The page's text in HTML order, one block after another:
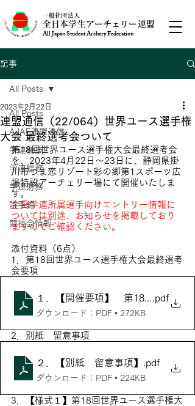
一般社団法人
全日本学生アーチェリー連盟
All Japan Student Archery Federation
記事
All Posts
AJAF連盟通信
学連競技
学連総務
学連財務
議事録
競技会情報
All Posts
連盟通信（22/064）世界ユース選手権
大会 最終選考会ついて
2023年2月22日
第18回世界ユース選手権大会最終選考会
を、2023年4月22日～23日に、静岡県掛
川市つま恋リゾート彩の郷第1スポーツ広
場特設アーチェリー場にて開催いたしま
す。
全日学連所属選手向けエントリー情報に
ついては別途、お知らせを掲載しており
ますのでご確認ください。
添付資料（6点）
1．第18回世界ユース選手権大会最終選考
会要項
１．【開催要項】 第18回世界ユ
.pdf
ダウンロード：PDF • 272KB
2．別紙　留意事項
２．【別紙 留意事項】 .pdf
ダウンロード：PDF • 224KB
3．【様式１】第18回世界ユース選手権大